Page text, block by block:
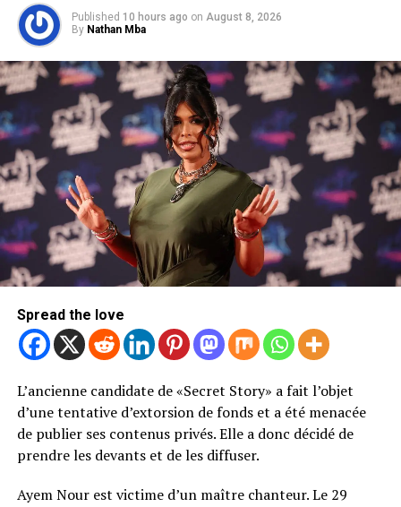
Published 10 hours ago on August 8, 2026
By Nathan Mba
Spread the love
L’ancienne candidate de «Secret Story» a fait l’objet
d’une tentative d’extorsion de fonds et a été menacée
de publier ses contenus privés. Elle a donc décidé de
prendre les devants et de les diffuser.
Ayem Nour est victime d’un maître chanteur. Le 29